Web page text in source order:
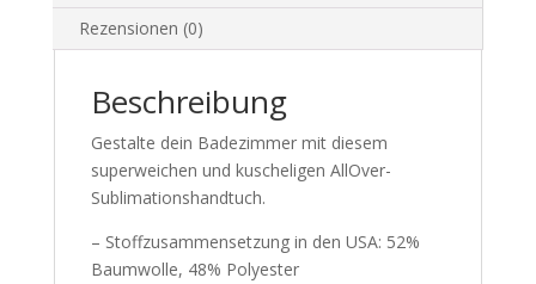
Rezensionen (0)
Beschreibung
Gestalte dein Badezimmer mit diesem
superweichen und kuscheligen AllOver-
Sublimationshandtuch.
– Stoffzusammensetzung in den USA: 52%
Baumwolle, 48% Polyester